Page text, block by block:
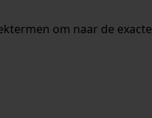
om naar de exacte